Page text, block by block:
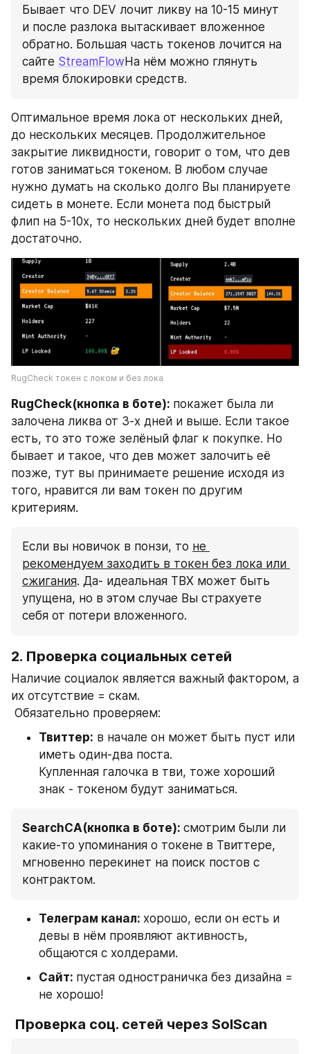
Бывает что DEV лочит ликву на 10-15 минут
и после разлока вытаскивает вложенное
обратно. Большая часть токенов лочится на
сайте StreamFlowНа нём можно глянуть
время блокировки средств.
Оптимальное время лока от нескольких дней,
до нескольких месяцев. Продолжительное
закрытие ликвидности, говорит о том, что дев
готов заниматься токеном. В любом случае
нужно думать на сколько долго Вы планируете
сидеть в монете. Если монета под быстрый
флип на 5-10х, то нескольких дней будет вполне
достаточно.
RugCheck токен с локом и без лока
RugCheck(кнопка в боте): покажет была ли
залочена ликва от 3-х дней и выше. Если такое
есть, то это тоже зелёный флаг к покупке. Но
бывает и такое, что дев может залочить её
позже, тут вы принимаете решение исходя из
того, нравится ли вам токен по другим
критериям.
Если вы новичок в понзи, то не
рекомендуем заходить в токен без лока или
сжигания. Да- идеальная ТВХ может быть
упущена, но в этом случае Вы страхуете
себя от потери вложенного.
2. Проверка социальных сетей
Наличие социалок является важный фактором, а
их отсутствие = скам.
Обязательно проверяем:
Твиттер: в начале он может быть пуст или
иметь один-два поста.
Купленная галочка в тви, тоже хороший
знак - токеном будут заниматься.
SearchCA(кнопка в боте): смотрим были ли
какие-то упоминания о токене в Твиттере,
мгновенно перекинет на поиск постов с
контрактом.
Телеграм канал: хорошо, если он есть и
девы в нём проявляют активность,
общаются с холдерами.
Сайт: пустая одностраничка без дизайна =
не хорошо!
Проверка соц. сетей через SolScan